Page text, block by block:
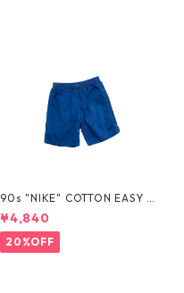
90s "NIKE" COTTON EASY S
HORTS
¥4,840
20%OFF